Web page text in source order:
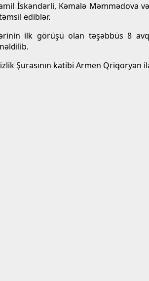
İskəndərli, Kəmalə Məmmədova
ediblər.
ilk görüşü olan təşəbbüs 8
Şurasının katibi Armen Qriqoryan